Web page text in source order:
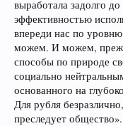
выработала задолго
эффективностью
впереди нас по
можем. И можем,
способы по природе
социально
основанного на
Для рубля
преследует общество».